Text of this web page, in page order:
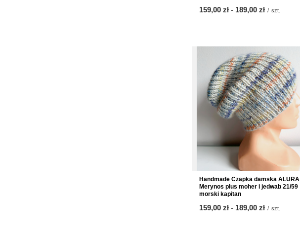
ab
159,00 zł - bis
189,00 zł / szt.
Handmade Czapka damska ALURA
Merynos plus moher i jedwab 21/59
morski kapitan
ab
159,00 zł - bis
189,00 zł / szt.